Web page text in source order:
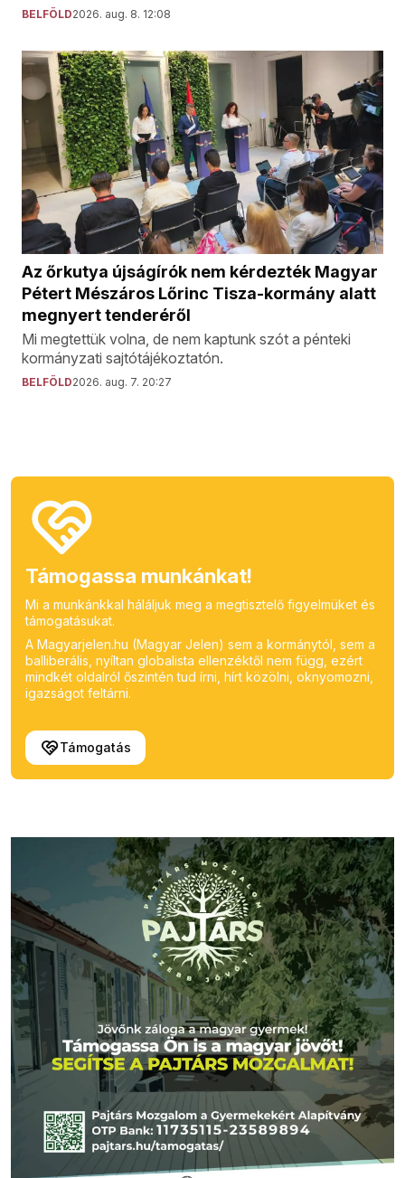
BELFÖLD2026. aug. 8. 12:08
Az őrkutya újságírók nem kérdezték Magyar
Pétert Mészáros Lőrinc Tisza-kormány alatt
megnyert tenderéről
Mi megtettük volna, de nem kaptunk szót a pénteki
kormányzati sajtótájékoztatón.
BELFÖLD2026. aug. 7. 20:27
Támogassa munkánkat!
Mi a munkánkkal háláljuk meg a megtisztelő figyelmüket és
támogatásukat.
A Magyarjelen.hu (Magyar Jelen) sem a kormánytól, sem a
balliberális, nyíltan globalista ellenzéktől nem függ, ezért
mindkét oldalról őszintén tud írni, hírt közölni, oknyomozni,
igazságot feltárni.
Támogatás